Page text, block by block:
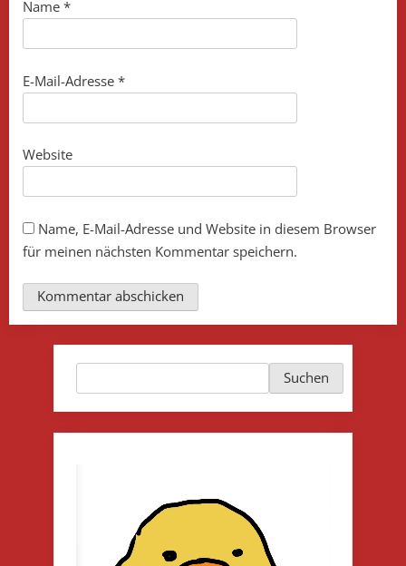
Name *
E-Mail-Adresse *
Website
Name, E-Mail-Adresse und Website in diesem Browser
für meinen nächsten Kommentar speichern.
Suchen